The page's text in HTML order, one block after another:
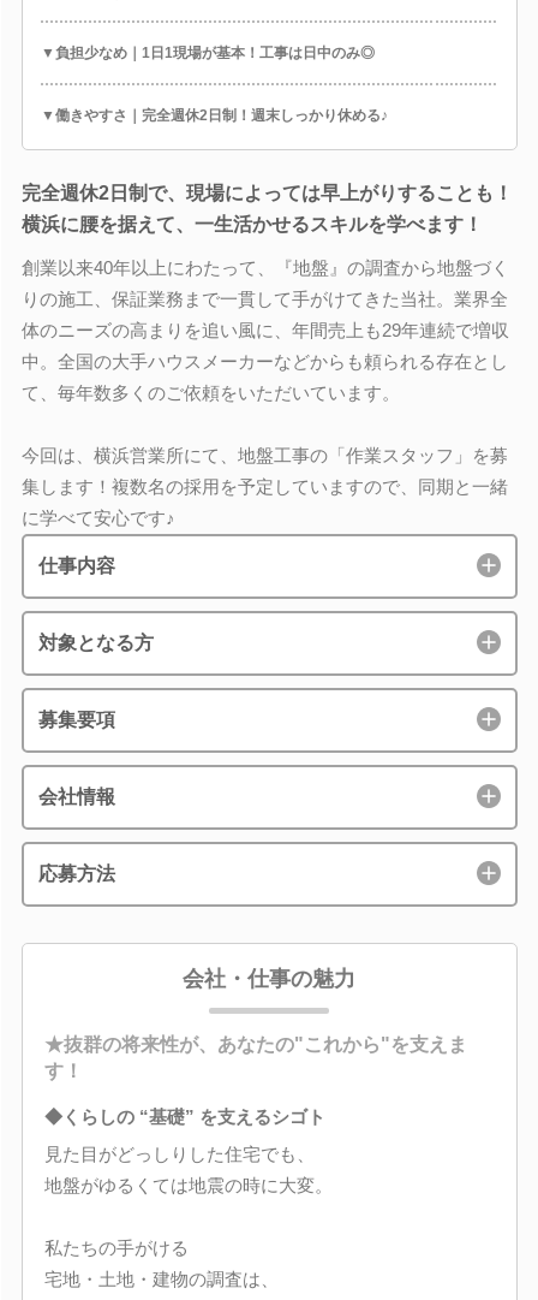
▼負担少なめ｜1日1現場が基本！工事は日中のみ◎
▼働きやすさ｜完全週休2日制！週末しっかり休める♪
完全週休2日制で、現場によっては早上がりすることも！
横浜に腰を据えて、一生活かせるスキルを学べます！
創業以来40年以上にわたって、『地盤』の調査から地盤づく
りの施工、保証業務まで一貫して手がけてきた当社。業界全
体のニーズの高まりを追い風に、年間売上も29年連続で増収
中。全国の大手ハウスメーカーなどからも頼られる存在とし
て、毎年数多くのご依頼をいただいています。
今回は、横浜営業所にて、地盤工事の「作業スタッフ」を募
集します！複数名の採用を予定していますので、同期と一緒
に学べて安心です♪
仕事内容
対象となる方
募集要項
会社情報
応募方法
会社・仕事の魅力
★抜群の将来性が、あなたの"これから"を支えま
す！
◆くらしの “基礎” を支えるシゴト
見た目がどっしりした住宅でも、
地盤がゆるくては地震の時に大変。
私たちの手がける
宅地・土地・建物の調査は、